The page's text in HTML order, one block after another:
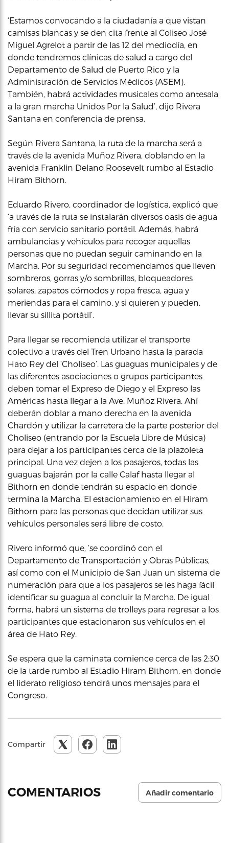
‘Estamos convocando a la ciudadanía a que vistan
camisas blancas y se den cita frente al Coliseo José
Miguel Agrelot a partir de las 12 del mediodía, en
donde tendremos clínicas de salud a cargo del
Departamento de Salud de Puerto Rico y la
Administración de Servicios Médicos (ASEM).
También, habrá actividades musicales como antesala
a la gran marcha Unidos Por la Salud’, dijo Rivera
Santana en conferencia de prensa.
Según Rivera Santana, la ruta de la marcha será a
través de la avenida Muñoz Rivera, doblando en la
avenida Franklin Delano Roosevelt rumbo al Estadio
Hiram Bithorn.
Eduardo Rivero, coordinador de logística, explicó que
‘a través de la ruta se instalarán diversos oasis de agua
fría con servicio sanitario portátil. Además, habrá
ambulancias y vehículos para recoger aquellas
personas que no puedan seguir caminando en la
Marcha. Por su seguridad recomendamos que lleven
sombreros, gorras y/o sombrillas, bloqueadores
solares, zapatos cómodos y ropa fresca, agua y
meriendas para el camino, y si quieren y pueden,
llevar su sillita portátil’.
Para llegar se recomienda utilizar el transporte
colectivo a través del Tren Urbano hasta la parada
Hato Rey del ‘Choliseo’. Las guaguas municipales y de
las diferentes asociaciones o grupos participantes
deben tomar el Expreso de Diego y el Expreso las
Américas hasta llegar a la Ave. Muñoz Rivera. Ahí
deberán doblar a mano derecha en la avenida
Chardón y utilizar la carretera de la parte posterior del
Choliseo (entrando por la Escuela Libre de Música)
para dejar a los participantes cerca de la plazoleta
principal. Una vez dejen a los pasajeros, todas las
guaguas bajarán por la calle Calaf hasta llegar al
Bithorn en donde tendrán su espacio en donde
termina la Marcha. El estacionamiento en el Hiram
Bithorn para las personas que decidan utilizar sus
vehículos personales será libre de costo.
Rivero informó que, ‘se coordinó con el
Departamento de Transportación y Obras Públicas,
así como con el Municipio de San Juan un sistema de
numeración para que a los pasajeros se les haga fácil
identificar su guagua al concluir la Marcha. De igual
forma, habrá un sistema de trolleys para regresar a los
participantes que estacionaron sus vehículos en el
área de Hato Rey.
Se espera que la caminata comience cerca de las 2:30
de la tarde rumbo al Estadio Hiram Bithorn, en donde
el liderato religioso tendrá unos mensajes para el
Congreso.
Compartir
COMENTARIOS Añadir comentario